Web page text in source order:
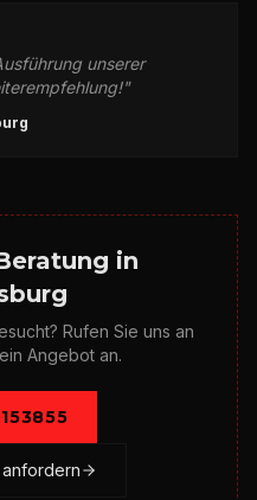
unserer
"
in
Rufen Sie uns an
Angebot an.